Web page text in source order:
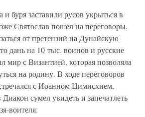
и буря заставили русов укрыться в
Святослав пошел на переговоры.
от претензий на Дунайскую
дань на 10 тыс. воинов и русские
мир с Византией, которая позволяла
на родину. В ходе переговоров
с Иоанном Цимисхием,
сумел увидеть и запечатлеть
воителя: